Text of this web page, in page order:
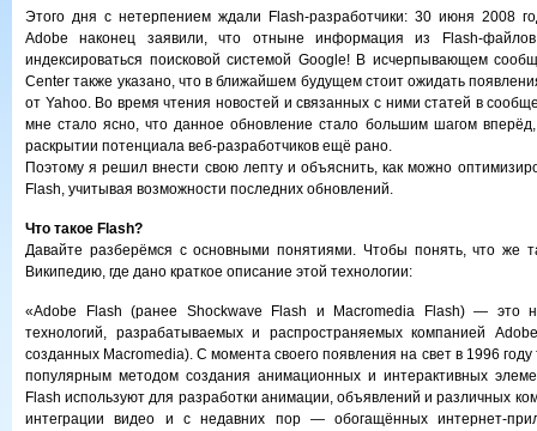
Этого дня с нетерпением ждали Flash-разработчики: 30 июня 2008
Adobe наконец заявили, что отныне информация из Flash-
индексироваться поисковой системой Google! В исчерпывающем
Center также указано, что в ближайшем будущем стоит ожидать
от Yahoo. Во время чтения новостей и связанных с ними статей в
мне стало ясно, что данное обновление стало большим шагом
раскрытии потенциала веб-разработчиков ещё рано.
Поэтому я решил внести свою лепту и объяснить, как можно
Flash, учитывая возможности последних обновлений.
Что такое Flash?
Давайте разберёмся с основными понятиями. Чтобы понять, что же
Википедию, где дано краткое описание этой технологии:
«Adobe Flash (ранее Shockwave Flash и Macromedia Flash) — это
технологий, разрабатываемых и распространяемых компанией
созданных Macromedia). С момента своего появления на свет в 1996 году
популярным методом создания анимационных и интерактивных
Flash используют для разработки анимации, объявлений и различных
интеграции видео и с недавних пор — обогащённых интернет-